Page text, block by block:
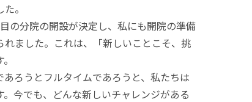
。
の分院の開設が決定し、私にも開院の準備
ました。これは、「新しいことこそ、挑
ろうとフルタイムであろうと、私たちは
今でも、どんな新しいチャレンジがある